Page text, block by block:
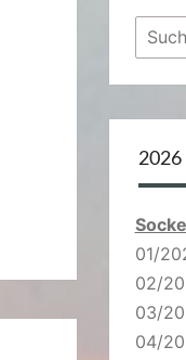
nach:
2026
01/
02/
03/
04/